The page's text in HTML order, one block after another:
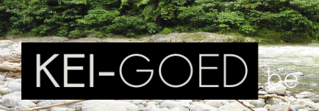
Ga
naar
de
inhoud